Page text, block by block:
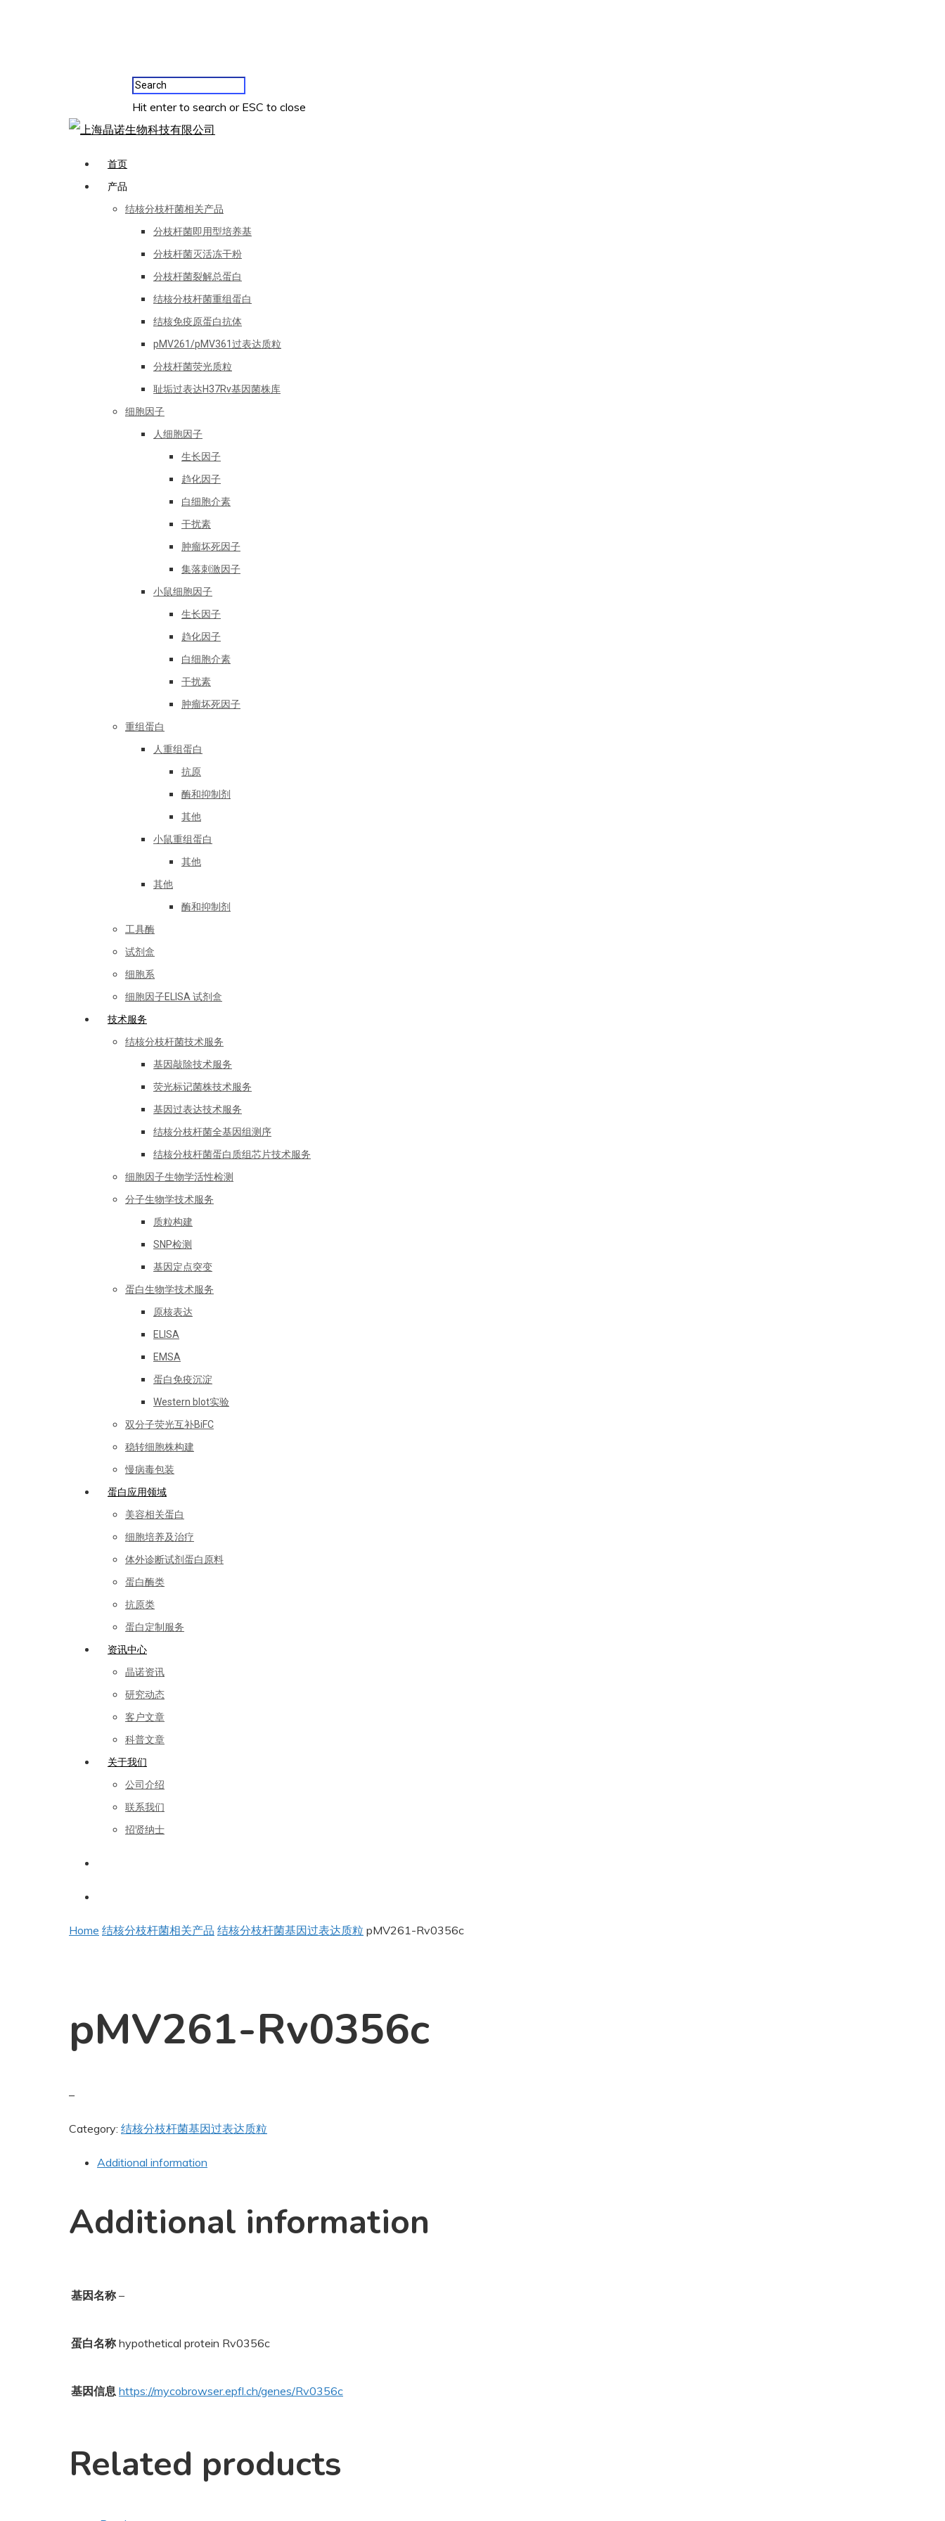
Hit enter to search or ESC to close
首页
产品
结核分枝杆菌相关产品
分枝杆菌即用型培养基
分枝杆菌灭活冻干粉
分枝杆菌裂解总蛋白
结核分枝杆菌重组蛋白
结核免疫原蛋白抗体
pMV261/pMV361过表达质粒
分枝杆菌荧光质粒
耻垢过表达H37Rv基因菌株库
细胞因子
人细胞因子
生长因子
趋化因子
白细胞介素
干扰素
肿瘤坏死因子
集落刺激因子
小鼠细胞因子
生长因子
趋化因子
白细胞介素
干扰素
肿瘤坏死因子
重组蛋白
人重组蛋白
抗原
酶和抑制剂
其他
小鼠重组蛋白
其他
其他
酶和抑制剂
工具酶
试剂盒
细胞系
细胞因子ELISA 试剂盒
技术服务
结核分枝杆菌技术服务
基因敲除技术服务
荧光标记菌株技术服务
基因过表达技术服务
结核分枝杆菌全基因组测序
结核分枝杆菌蛋白质组芯片技术服务
细胞因子生物学活性检测
分子生物学技术服务
质粒构建
SNP检测
基因定点突变
蛋白生物学技术服务
原核表达
ELISA
EMSA
蛋白免疫沉淀
Western blot实验
双分子荧光互补BiFC
稳转细胞株构建
慢病毒包装
蛋白应用领域
美容相关蛋白
细胞培养及治疗
体外诊断试剂蛋白原料
蛋白酶类
抗原类
蛋白定制服务
资讯中心
晶诺资讯
研究动态
客户文章
科普文章
关于我们
公司介绍
联系我们
招贤纳士
Home 结核分枝杆菌相关产品 结核分枝杆菌基因过表达质粒 pMV261-Rv0356c
pMV261-Rv0356c
–
Category: 结核分枝杆菌基因过表达质粒
Additional information
Additional information
基因名称 –
蛋白名称 hypothetical protein Rv0356c
基因信息 https://mycobrowser.epfl.ch/genes/Rv0356c
Related products